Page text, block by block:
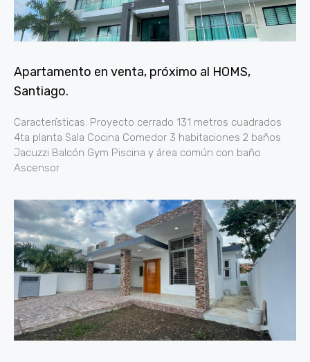
Apartamento en venta, próximo al HOMS,
Santiago.
Características: Proyecto cerrado 131 metros cuadrados
4ta planta Sala Cocina Comedor 3 habitaciones 2 baños
Jacuzzi Balcón Gym Piscina y área común con baño
Ascensor